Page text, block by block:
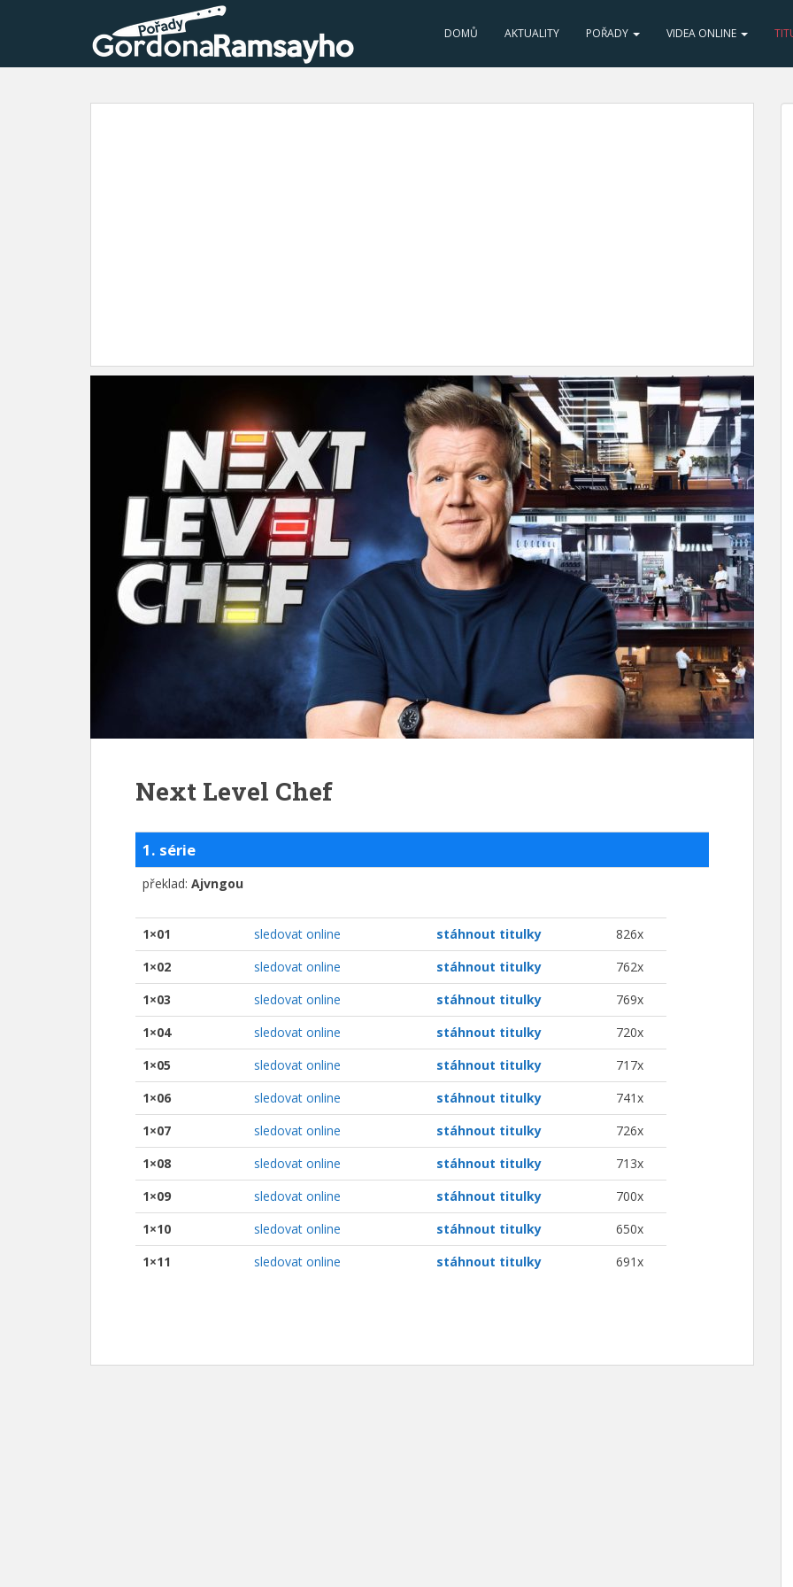
DOMŮ AKTUALITY POŘADY VIDEA ONLINE
Next Level Chef
1. série
překlad: Ajvngou
1×01 sledovat online stáhnout titulky
826x
1×02
sledovat online stáhnout titulky
762x
1×03
sledovat online stáhnout titulky
769x
1×04
sledovat online stáhnout titulky
720x
1×05
sledovat online stáhnout titulky
717x
1×06
sledovat online stáhnout titulky
741x
1×07
sledovat online stáhnout titulky
726x
1×08
sledovat online stáhnout titulky
713x
1×09
sledovat online stáhnout titulky
700x
1×10
sledovat online stáhnout titulky
650x
1×11
sledovat online stáhnout titulky 691x